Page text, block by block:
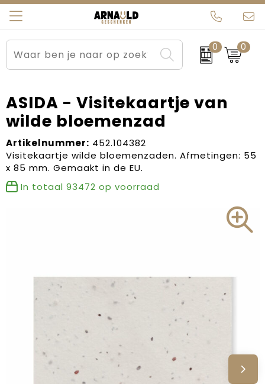
0 0
Relatiegeschenken
Sportkleding
Werkkleding
Kleding en textiel
Beurs en Evenementen
Brievenbuspakketten
Carnaval
Dag van de Zorg
Sinterklaas
Voetbal, EK en WK
Voor de bouw
Arnauld Kerstpakketten
MijnEigenKadootje
Ons team
Contact
Blogs
ASIDA - Visitekaartje van
wilde bloemenzad
Artikelnummer: 452.104382
Visitekaartje wilde bloemenzaden. Afmetingen: 55
x 85 mm. Gemaakt in de EU.
In totaal 93472 op voorraad